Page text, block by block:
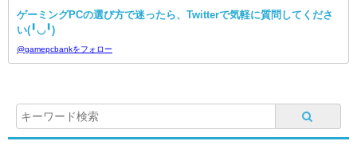
ゲーミングPCの選び方で迷ったら、Twitterで気軽に質問してくださ
い(╹◡╹)
@gamepcbankをフォロー